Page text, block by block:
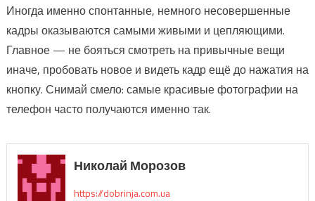
Иногда именно спонтанные, немного несовершенные
кадры оказываются самыми живыми и цепляющими.
Главное — не бояться смотреть на привычные вещи
иначе, пробовать новое и видеть кадр ещё до нажатия на
кнопку. Снимай смело: самые красивые фотографии на
телефон часто получаются именно так.
Николай Морозов
https://dobrinja.com.ua